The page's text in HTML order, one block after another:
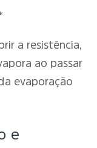
a resistência,
ao passar
evaporação
e